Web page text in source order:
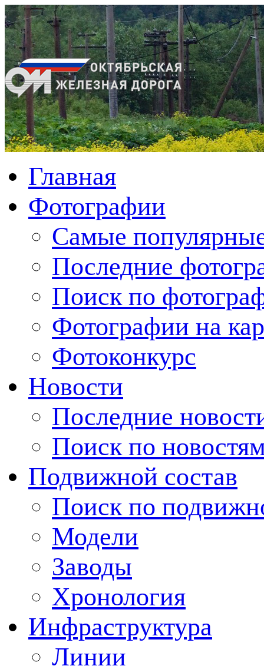
Главная
Фотографии
Cамые
Последние
Поиск по
Фотографии на
Фотоконкурс
Новости
Последние
Поиск по
Подвижной состав
Поиск по
Модели
Заводы
Хронология
Инфраструктура
Линии